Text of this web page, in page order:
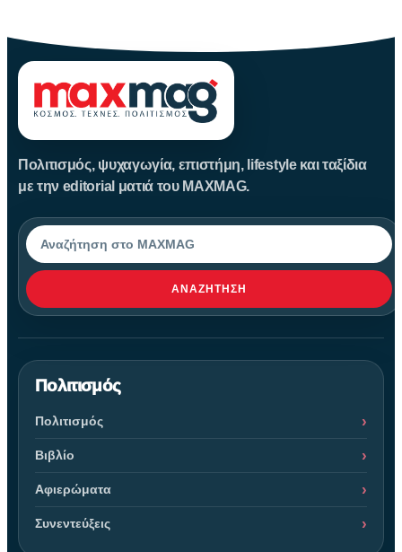
Πολιτισμός, ψυχαγωγία, επιστήμη, lifestyle και ταξίδια
με την editorial ματιά του MAXMAG.
Αναζήτηση
ΑΝΑΖΉΤΗΣΗ
Πολιτισμός
Πολιτισμός
Βιβλίο
Αφιερώματα
Συνεντεύξεις